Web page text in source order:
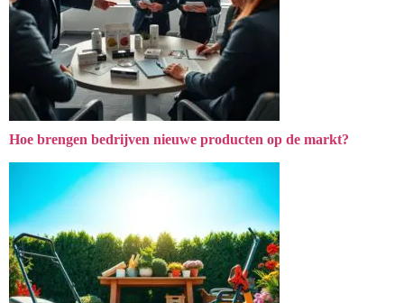
Hoe brengen bedrijven nieuwe producten op de markt?